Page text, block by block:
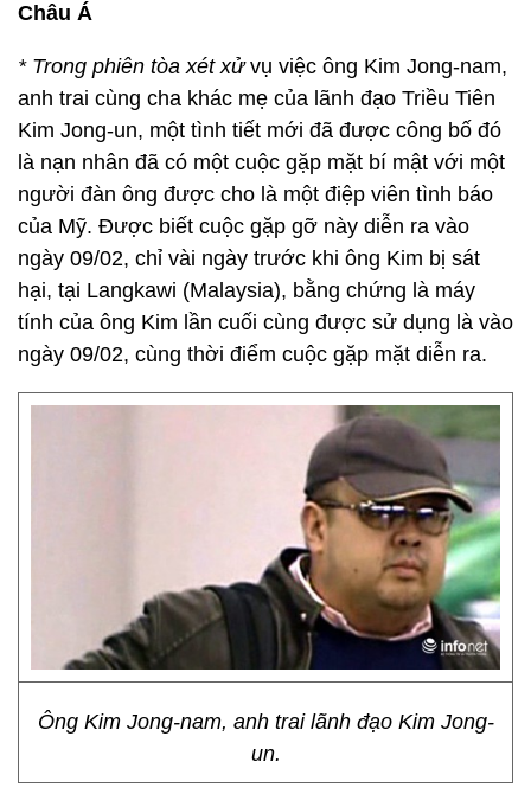
Châu Á
* Trong phiên tòa xét xửvụ việc ông Kim Jong-nam,
anh trai cùng cha khác mẹ của lãnh đạo Triều Tiên
Kim Jong-un, một tình tiết mới đã được công bố đó
là nạn nhân đã có một cuộc gặp mặt bí mật với một
người đàn ông được cho là một điệp viên tình báo
của Mỹ. Được biết cuộc gặp gỡ này diễn ra vào
ngày 09/02, chỉ vài ngày trước khi ông Kim bị sát
hại, tại Langkawi (Malaysia), bằng chứng là máy
tính của ông Kim lần cuối cùng được sử dụng là vào
ngày 09/02, cùng thời điểm cuộc gặp mặt diễn ra.
Ông Kim Jong-nam, anh trai lãnh đạo Kim Jong-
un.